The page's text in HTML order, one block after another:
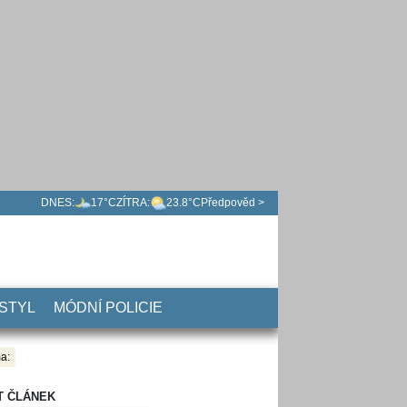
DNES: 17°CZÍTRA: 23.8°C Předpověd >
MÓDNÍ POLICIE
ČLÁNEK